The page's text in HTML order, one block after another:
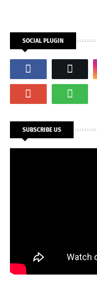
SOCIAL PLUGIN
SUBSCRIBE US